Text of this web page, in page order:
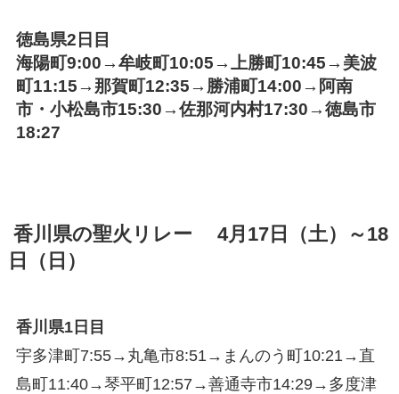
徳島県2日目
海陽町9:00→牟岐町10:05→上勝町10:45→美波
町11:15→那賀町12:35→勝浦町14:00→阿南
市・小松島市15:30→佐那河内村17:30→徳島市
18:27
香川県の聖火リレー 4月17日（土）～18
日（日）
香川県1日目
宇多津町7:55→丸亀市8:51→まんのう町10:21→直
島町11:40→琴平町12:57→善通寺市14:29→多度津